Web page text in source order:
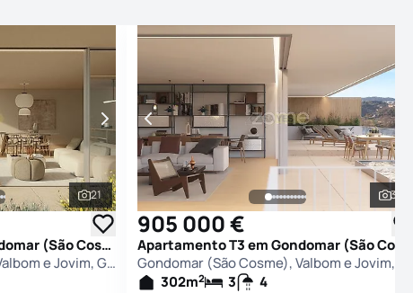
Ver todas as fotografias
21
Apartamento T2 em Gondomar (São Cosme), Valbom e Jovim, Gondomar
Gondomar (São Cosme), Valbom e Jovim, Gondomar
35
905 000 €
302m2 3
4